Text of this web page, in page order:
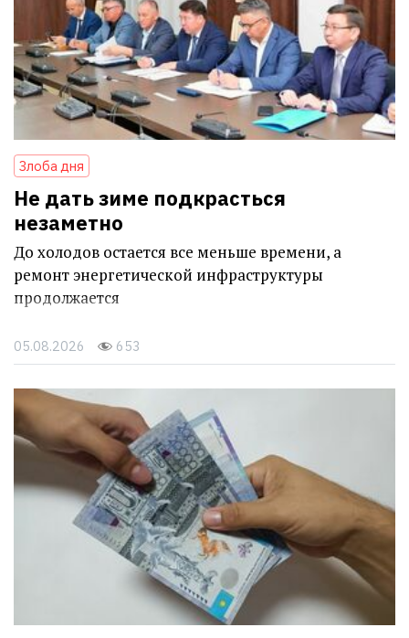
Злоба дня
Не дать зиме подкрасться
незаметно
До холодов остается все меньше времени, а
ремонт энергетической инфраструктуры
продолжается
05.08.2026 653